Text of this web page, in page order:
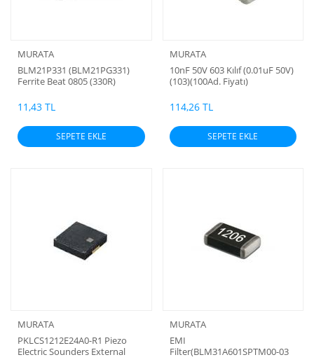
MURATA
BLM21P331 (BLM21PG331)
Ferrite Beat 0805 (330R)
11,43 TL
SEPETE EKLE
MURATA
10nF 50V 603 Kılıf (0.01uF 50V)
(103)(100Ad. Fiyatı)
114,26 TL
SEPETE EKLE
MURATA
PKLCS1212E24A0-R1 Piezo
Electric Sounders External
MURATA
EMI
Filter(BLM31A601SPTM00-03